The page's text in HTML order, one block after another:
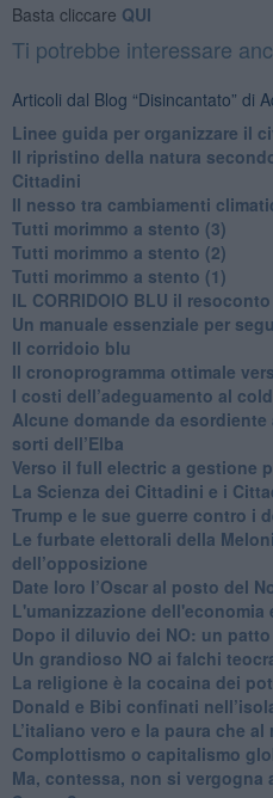
Basta cliccare QUI
Ti potrebbe interessare
Articoli dal Blog “Disincantato” di
​Linee guida per organizzare il
​Il ripristino della natura
Cittadini
Il nesso tra cambiamenti
Tutti morimmo a stento (3)
Tutti morimmo a stento (2)
​Tutti morimmo a stento (1)
IL CORRIDOIO BLU il
Un manuale essenziale per
Il corridoio blu
​Il cronoprogramma ottimale
​I costi dell’adeguamento al
Alcune domande da
sorti dell’Elba
Verso il full electric a gestione
​La Scienza dei Cittadini e i
Trump e le sue guerre contro i
​Le furbate elettorali della
dell’opposizione
​Date loro l’Oscar al posto del
L'umanizzazione dell'economia
​Dopo il diluvio dei NO: un
​Un grandioso NO ai falchi
La religione è la cocaina dei
Donald e Bibi confinati
L’italiano vero e la paura che
​Complottismo o capitalismo
​Ma, contessa, non si vergogna